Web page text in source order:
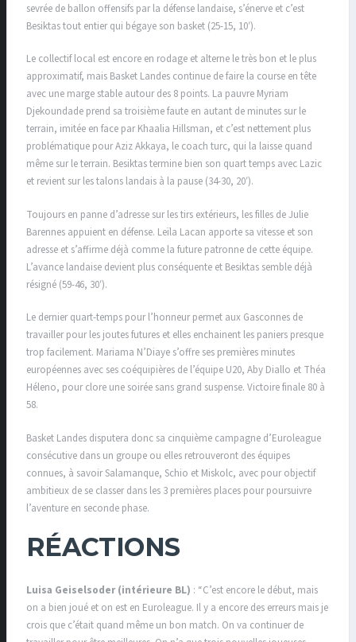
sevrée de ballon offensifs par la défense landaise, s’énerve et c’est
Besiktas tout entier qui bégaye son basket (25-15, 10′).
Le collectif local est encore en rodage et alterne le très bon et le plus
approximatif, mais Basket Landes continue de faire la course en tête
avec une marge stable autour des 8 points. La pauvre Myriam
Djekoundade prend sa troisième faute en autant de minutes sur le
terrain, imitée en face par Khaalia Hillsman, et c’est nettement plus
problématique pour Aziz Akkaya, le coach turc, qui la laisse quand
même sur le terrain. Besiktas termine bien son quart temps avec Lazic
et revient sur les talons landais à la pause (34-30, 20′).
Toujours en panne d’adresse sur les tirs extérieurs, les filles de Julie
Barennes appuient en défense. Leïla Lacan apporte sa vitesse et son
adresse et s’affirme déjà comme la future patronne de cette équipe.
L’avance landaise devient plus conséquente et Besiktas semble déjà
résigné (59-46, 30′).
Le dernier quart-temps pour l’honneur permet aux Gasconnes de
travailler pour les joutes futures et elles enchainent les paniers presque
trop facilement. Mariama N’Diaye s’offre ses premières minutes
européennes avec ses coéquipières de l’équipe U20, Aby Diallo et Théa
Héleno, pour clore une soirée sans grand suspense. Victoire finale 80 à
58.
Basket Landes disputera donc sa cinquième campagne d’Euroleague
consécutive dans un groupe ou elles retrouveront des équipes
connues, à savoir Salamanque, Schio et Miskolc, avec pour objectif
ambitieux de se classer dans les 3 premières places pour poursuivre
l’aventure en seconde phase.
RÉACTIONS
Luisa Geiselsoder (intérieure BL) : “C’est encore le début, mais
on a bien joué et on est en Euroleague. Il y a encore des erreurs mais je
crois que c’était quand même un bon match. On va continuer de